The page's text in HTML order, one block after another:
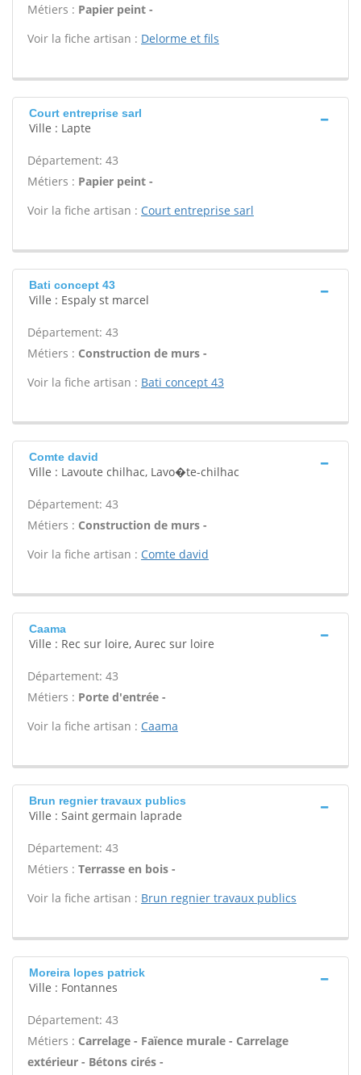
Métiers : Papier peint -
Voir la fiche artisan : Delorme et fils
Court entreprise sarl
Ville : Lapte
Département: 43
Métiers : Papier peint -
Voir la fiche artisan : Court entreprise sarl
Bati concept 43
Ville : Espaly st marcel
Département: 43
Métiers : Construction de murs -
Voir la fiche artisan : Bati concept 43
Comte david
Ville : Lavoute chilhac, Lavo�te-chilhac
Département: 43
Métiers : Construction de murs -
Voir la fiche artisan : Comte david
Caama
Ville : Rec sur loire, Aurec sur loire
Département: 43
Métiers : Porte d'entrée -
Voir la fiche artisan : Caama
Brun regnier travaux publics
Ville : Saint germain laprade
Département: 43
Métiers : Terrasse en bois -
Voir la fiche artisan : Brun regnier travaux publics
Moreira lopes patrick
Ville : Fontannes
Département: 43
Métiers : Carrelage - Faïence murale - Carrelage
extérieur - Bétons cirés -